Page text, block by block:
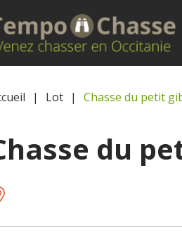
Lot Chasse du petit
du